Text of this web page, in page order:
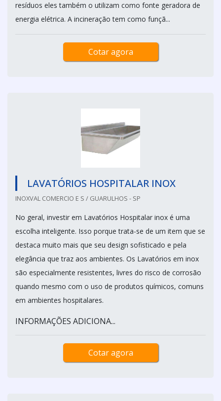
resíduos eles também o utilizam como fonte geradora de
energia elétrica. A incineração tem como funçã...
Cotar agora
LAVATÓRIOS HOSPITALAR INOX
INOXVAL COMERCIO E S / GUARULHOS - SP
No geral, investir em Lavatórios Hospitalar inox é uma
escolha inteligente. Isso porque trata-se de um item que se
destaca muito mais que seu design sofisticado e pela
elegância que traz aos ambientes. Os Lavatórios em inox
são especialmente resistentes, livres do risco de corrosão
quando mesmo com o uso de produtos químicos, comuns
em ambientes hospitalares.
INFORMAÇÕES ADICIONA...
Cotar agora